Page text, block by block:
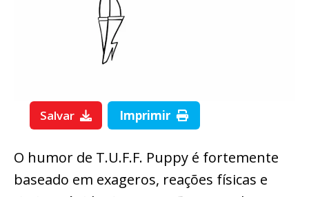
Salvar Imprimir
O humor de T.U.F.F. Puppy é fortemente
baseado em exageros, reações físicas e